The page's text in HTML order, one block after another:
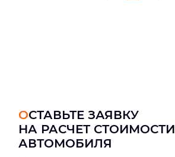
ОСТАВЬТЕ ЗАЯВКУ
НА РАСЧЕТ СТОИМОСТИ
АВТОМОБИЛЯ